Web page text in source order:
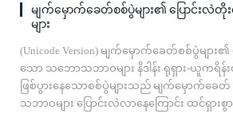
မျက်မှောက်ခေတ်စစ်ပွဲများ၏ ပြောင်း
များ
(Unicode Version) မျက်မှောက်ခေတ်စစ်ပွဲမျာ
သော သဘောသဘာဝများ နိဒါန်း ရုရှား-ယူကရိန်
ဖြစ်ပွားနေသောစစ်ပွဲများသည် မျက်မှောက်ခေ
သ‌ဘာဝများ ပြောင်းလဲလာနေကြောင်း ထင်ရှား